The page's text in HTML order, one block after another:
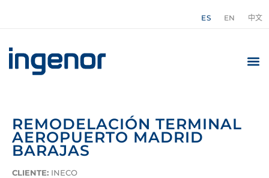
ES EN 中文
REMODELACIÓN TERMINAL
AEROPUERTO MADRID
BARAJAS
CLIENTE: INECO